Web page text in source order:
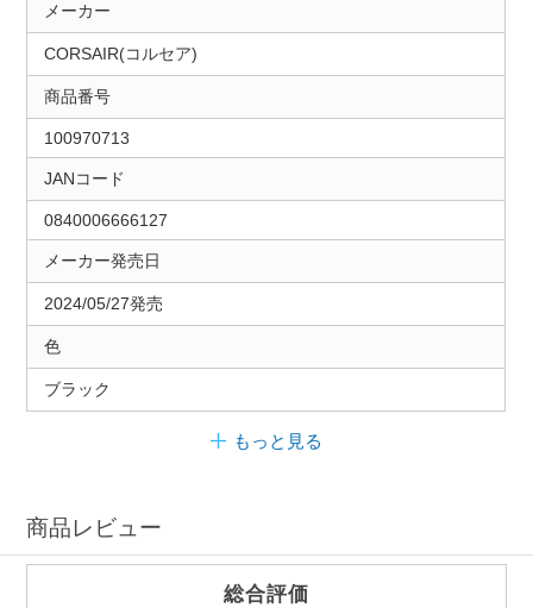
メーカー
CORSAIR(コルセア)
商品番号
100970713
JANコード
0840006666127
メーカー発売日
2024/05/27発売
色
ブラック
もっと見る
商品レビュー
総合評価